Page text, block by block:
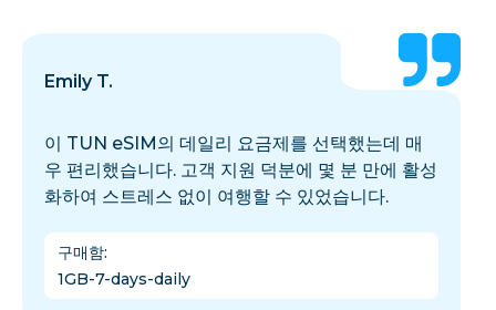
Emily T.
이 TUN eSIM의 데일리 요금제를 선택했는데 매
우 편리했습니다. 고객 지원 덕분에 몇 분 만에 활성
화하여 스트레스 없이 여행할 수 있었습니다.
구매함:
1GB-7-days-daily